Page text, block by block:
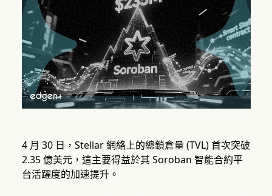
4 月 30 日，Stellar 網絡上的總鎖倉量 (TVL) 首次突破
2.35 億美元，這主要得益於其 Soroban 智能合約平
台活躍度的加速提升。